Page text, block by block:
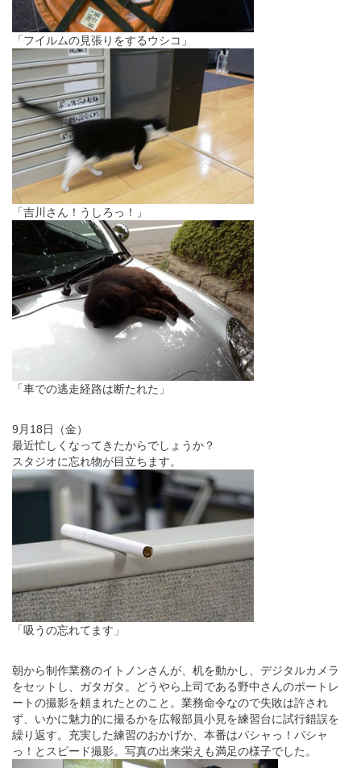
「フイルムの見張りをするウシコ」
「吉川さん！うしろっ！」
「車での逃走経路は断たれた」
9月18日（金）
最近忙しくなってきたからでしょうか？
スタジオに忘れ物が目立ちます。
「吸うの忘れてます」
朝から制作業務のイトノンさんが、机を動かし、デジタルカメラ
をセットし、ガタガタ。どうやら上司である野中さんのポートレ
ートの撮影を頼まれたとのこと。業務命令なので失敗は許され
ず、いかに魅力的に撮るかを広報部員小見を練習台に試行錯誤を
繰り返す。充実した練習のおかげか、本番はパシャっ！パシャ
っ！とスピード撮影。写真の出来栄えも満足の様子でした。